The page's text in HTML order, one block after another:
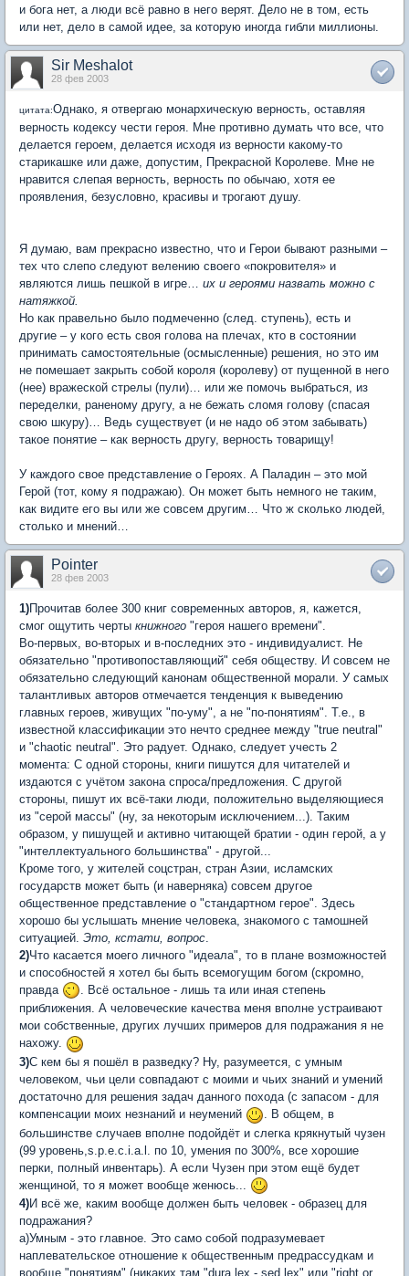
и бога нет, а люди всё равно в него верят. Дело не в том, есть
или нет, дело в самой идее, за которую иногда гибли миллионы.
Sir Meshalot
28 фев 2003
цитата:Однако, я отвергаю монархическую верность, оставляя
верность кодексу чести героя. Мне противно думать что все, что
делается героем, делается исходя из верности какому-то
старикашке или даже, допустим, Прекрасной Королеве. Мне не
нравится слепая верность, верность по обычаю, хотя ее
проявления, безусловно, красивы и трогают душу.
Я думаю, вам прекрасно известно, что и Герои бывают разными –
тех что слепо следуют велению своего «покровителя» и
являются лишь пешкой в игре… их и героями назвать можно с
натяжкой.
Но как правельно было подмеченно (след. ступень), есть и
другие – у кого есть своя голова на плечах, кто в состоянии
принимать самостоятельные (осмысленные) решения, но это им
не помешает закрыть собой короля (королеву) от пущенной в него
(нее) вражеской стрелы (пули)… или же помочь выбраться, из
переделки, раненому другу, а не бежать сломя голову (спасая
свою шкуру)… Ведь существует (и не надо об этом забывать)
такое понятие – как верность другу, верность товарищу!
У каждого свое представление о Героях. А Паладин – это мой
Герой (тот, кому я подражаю). Он может быть немного не таким,
как видите его вы или же совсем другим… Что ж сколько людей,
столько и мнений…
Pointer
28 фев 2003
1)Прочитав более 300 книг современных авторов, я, кажется,
смог ощутить черты книжного "героя нашего времени".
Во-первых, во-вторых и в-последних это - индивидуалист. Не
обязательно "противопоставляющий" себя обществу. И совсем не
обязательно следующий канонам общественной морали. У самых
талантливых авторов отмечается тенденция к выведению
главных героев, живущих "по-уму", а не "по-понятиям". Т.е., в
известной классификации это нечто среднее между "true neutral"
и "chaotic neutral". Это радует. Однако, следует учесть 2
момента: С одной стороны, книги пишутся для читателей и
издаются с учётом закона спроса/предложения. С другой
стороны, пишут их всё-таки люди, положительно выделяющиеся
из "серой массы" (ну, за некоторым исключением...). Таким
образом, у пишущей и активно читающей братии - один герой, а у
"интеллектуального большинства" - другой...
Кроме того, у жителей соцстран, стран Азии, исламских
государств может быть (и наверняка) совсем другое
общественное представление о "стандартном герое". Здесь
хорошо бы услышать мнение человека, знакомого с тамошней
ситуацией. Это, кстати, вопрос
2)Что касается моего личного "идеала", то в плане возможностей
и способностей я хотел бы быть всемогущим богом (скромно,
правда
. Всё остальное - лишь та или иная степень
приближения. А человеческие качества меня вполне устраивают
мои собственные, других лучших примеров для подражания я не
нахожу.
3)С кем бы я пошёл в разведку? Ну, разумеется, с умным
человеком, чьи цели совпадают с моими и чьих знаний и умений
достаточно для решения задач данного похода (с запасом - для
компенсации моих незнаний и неумений
. В общем, в
большинстве случаев вполне подойдёт и слегка крякнутый чузен
(99 уровень,s.p.e.c.i.a.l. по 10, умения по 300%, все хорошие
перки, полный инвентарь). А если Чузен при этом ещё будет
женщиной, то я может вообще женюсь...
4)И всё же, каким вообще должен быть человек - образец для
подражания?
а)Умным - это главное. Это само собой подразумевает
наплевательское отношение к общественным предрассудкам и
вообще "понятиям" (никаких там "dura lex - sed lex" или "right or